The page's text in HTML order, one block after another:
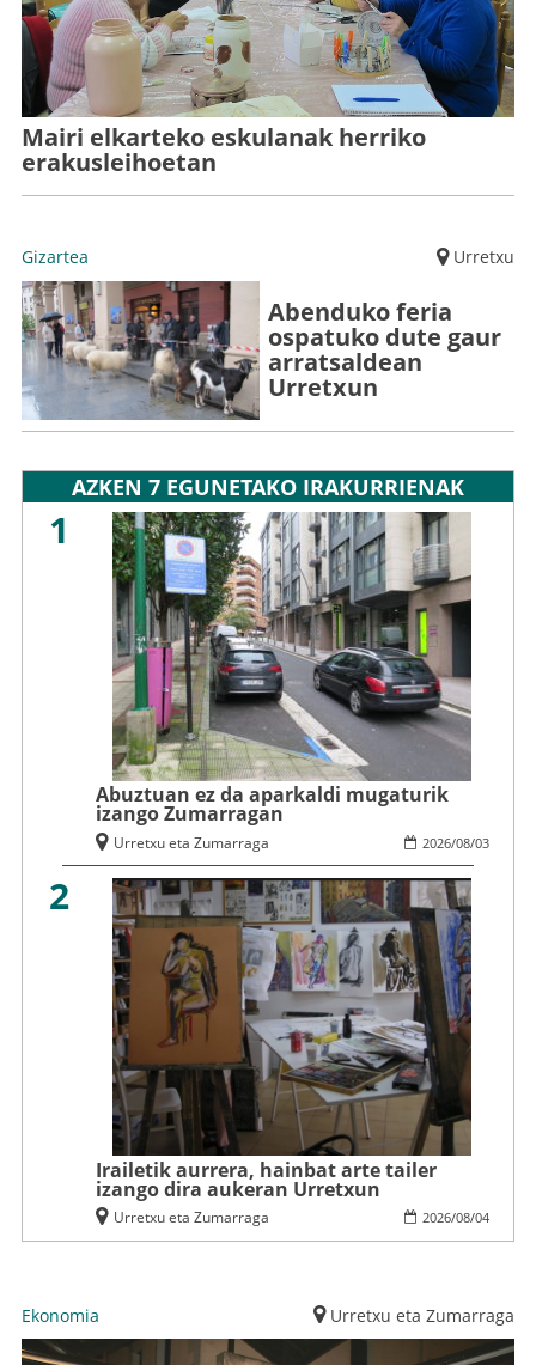
Mairi elkarteko eskulanak herriko
erakusleihoetan
Gizartea Urretxu
Abenduko feria
ospatuko dute gaur
arratsaldean
Urretxun
AZKEN 7 EGUNETAKO IRAKURRIENAK
1
Abuztuan ez da aparkaldi mugaturik
izango Zumarragan
2026/08/03
Urretxu eta Zumarraga
2
Irailetik aurrera, hainbat arte tailer
izango dira aukeran Urretxun
2026/08/04
Urretxu eta Zumarraga
Ekonomia Urretxu eta Zumarraga